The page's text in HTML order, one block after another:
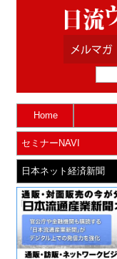
Home
セミナーNAVI
日本ネット経済新聞